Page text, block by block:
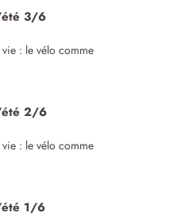
3/6
: le vélo comme
2/6
: le vélo comme
1/6